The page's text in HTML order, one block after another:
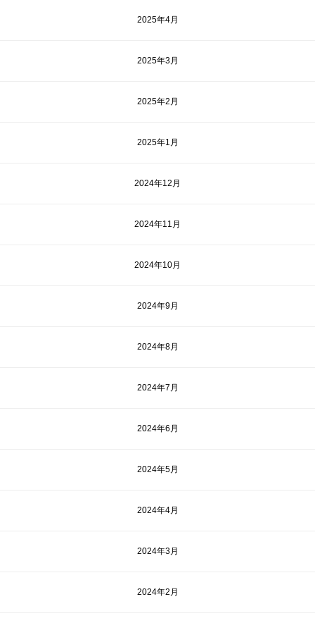
2025年4月
2025年3月
2025年2月
2025年1月
2024年12月
2024年11月
2024年10月
2024年9月
2024年8月
2024年7月
2024年6月
2024年5月
2024年4月
2024年3月
2024年2月